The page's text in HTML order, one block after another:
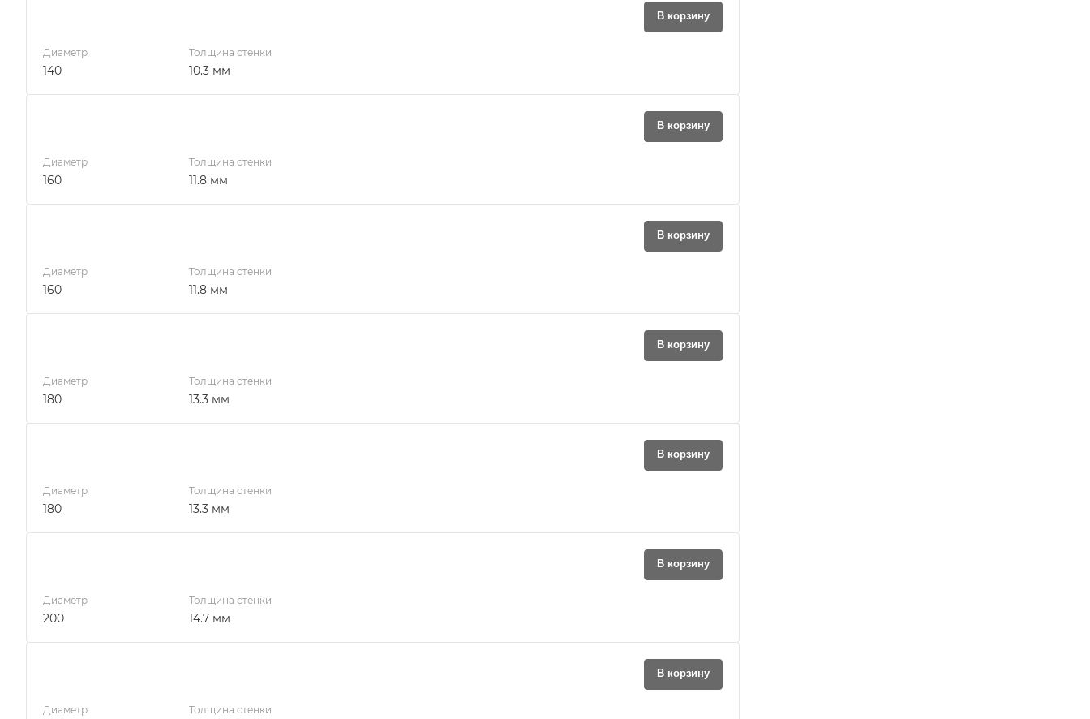
В корзину
Диаметр
140
Толщина стенки
10.3 мм
В корзину
Диаметр
160
Толщина стенки
11.8 мм
В корзину
Диаметр
160
Толщина стенки
11.8 мм
В корзину
Диаметр
180
Толщина стенки
13.3 мм
В корзину
Диаметр
180
Толщина стенки
13.3 мм
В корзину
Диаметр
200
Толщина стенки
14.7 мм
В корзину
Диаметр Толщина стенки